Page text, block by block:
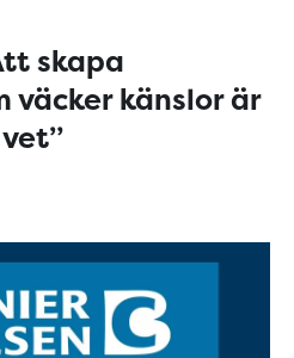
skapa
väcker känslor är